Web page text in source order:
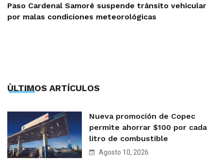
Paso Cardenal Samoré suspende tránsito vehicular
por malas condiciones meteorológicas
ÙLTIMOS ARTÍCULOS
Nueva promoción de Copec
permite ahorrar $100 por cada
litro de combustible
Agosto 10, 2026